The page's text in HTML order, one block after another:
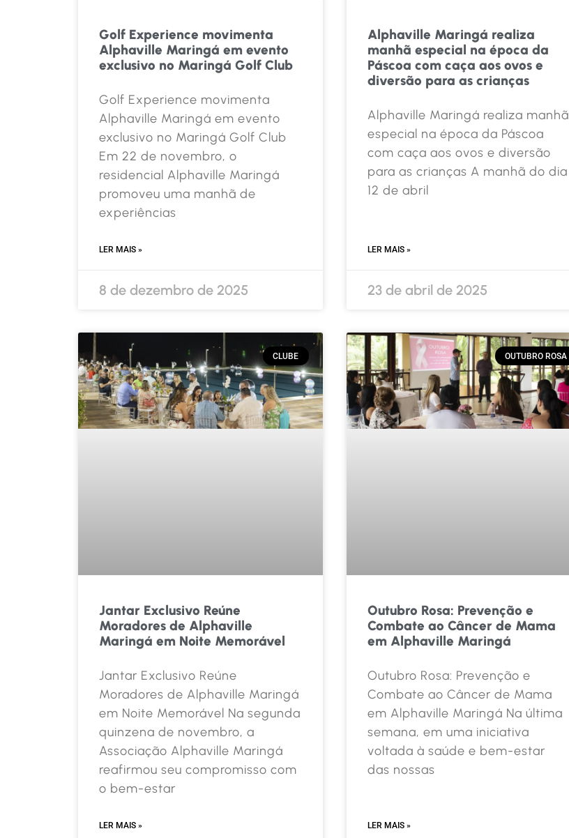
Golf Experience movimenta
Alphaville Maringá em evento
exclusivo no Maringá Golf Club
Golf Experience movimenta
Alphaville Maringá em evento
exclusivo no Maringá Golf Club
Em 22 de novembro, o
residencial Alphaville Maringá
promoveu uma manhã de
experiências
LER MAIS »
8 de dezembro de 2025
Alphaville Maringá realiza
manhã especial na época da
Páscoa com caça aos ovos e
diversão para as crianças
Alphaville Maringá realiza manhã
especial na época da Páscoa
com caça aos ovos e diversão
para as crianças A manhã do dia
12 de abril
LER MAIS »
23 de abril de 2025
CLUBE
Jantar Exclusivo Reúne
Moradores de Alphaville
Maringá em Noite Memorável
Jantar Exclusivo Reúne
Moradores de Alphaville Maringá
em Noite Memorável Na segunda
quinzena de novembro, a
Associação Alphaville Maringá
reafirmou seu compromisso com
o bem-estar
LER MAIS »
OUTUBRO ROSA
Outubro Rosa: Prevenção e
Combate ao Câncer de Mama
em Alphaville Maringá
Outubro Rosa: Prevenção e
Combate ao Câncer de Mama
em Alphaville Maringá Na última
semana, em uma iniciativa
voltada à saúde e bem-estar
das nossas
LER MAIS »